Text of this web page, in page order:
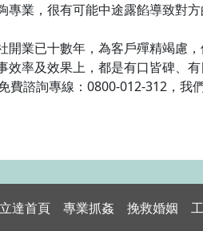
專業，很有可能中途露餡導致對
開業已十數年，為客戶殫精竭慮
效率及效果上，都是有口皆碑、
費諮詢專線：0800-012-312，我
立達首頁 專業抓姦 挽救婚姻